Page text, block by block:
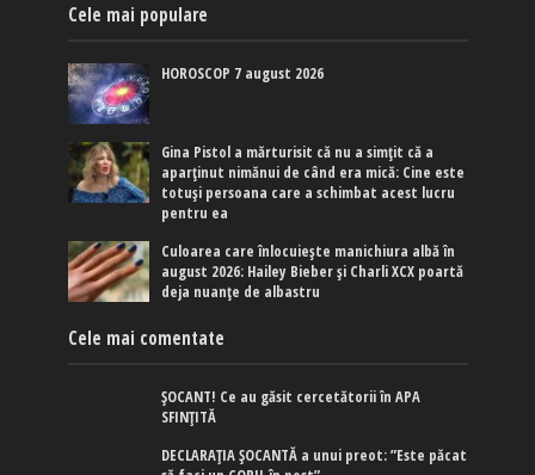
Cele mai populare
HOROSCOP 7 august 2026
Gina Pistol a mărturisit că nu a simțit că a
aparținut nimănui de când era mică: Cine este
totuși persoana care a schimbat acest lucru
pentru ea
Culoarea care înlocuiește manichiura albă în
august 2026: Hailey Bieber și Charli XCX poartă
deja nuanțe de albastru
Cele mai comentate
ȘOCANT! Ce au găsit cercetătorii în APA
SFINȚITĂ
DECLARAȚIA ȘOCANTĂ a unui preot: ”Este păcat